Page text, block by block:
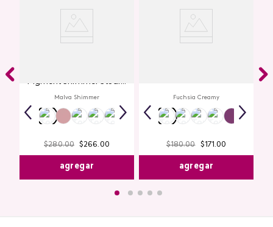
Pigment Shimmer Studio
Look
Malva Shimmer
$280.00 $266.00
agregar
Fuchsia Creamy
$180.00 $171.00
agregar